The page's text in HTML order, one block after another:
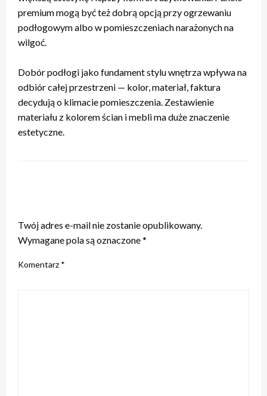
premium mogą być też dobrą opcją przy ogrzewaniu
podłogowym albo w pomieszczeniach narażonych na
wilgoć.
Dobór podłogi jako fundament stylu wnętrza wpływa na
odbiór całej przestrzeni — kolor, materiał, faktura
decydują o klimacie pomieszczenia. Zestawienie
materiału z kolorem ścian i mebli ma duże znaczenie
estetyczne.
Twój adres e-mail nie zostanie opublikowany.
Wymagane pola są oznaczone*
Komentarz *